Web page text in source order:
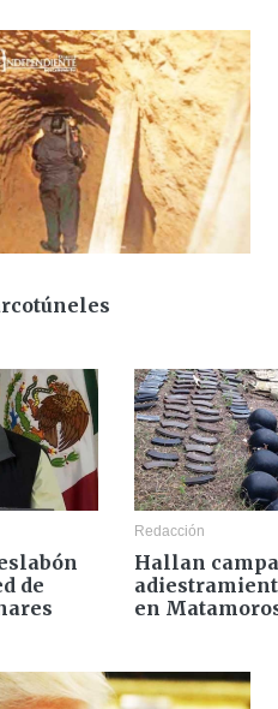
de
Redacción
Hallan
en